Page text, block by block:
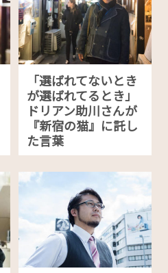
「選ばれてないとき
が選ばれてるとき」
ドリアン助川さんが
『新宿の猫』に託し
た言葉